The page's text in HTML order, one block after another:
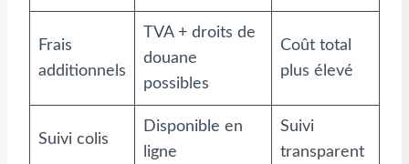
Frais
additionnels
TVA + droits de
douane
possibles
Coût total
plus élevé
Suivi colis
Disponible en
ligne
Suivi
transparent